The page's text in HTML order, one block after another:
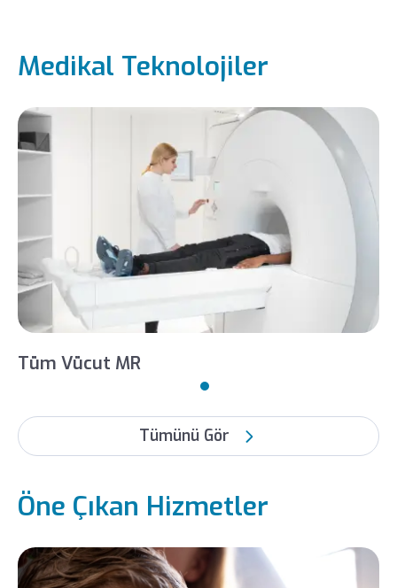
Medikal Teknolojiler
Tüm Vücut MR
Tümünü Gör
Öne Çıkan Hizmetler